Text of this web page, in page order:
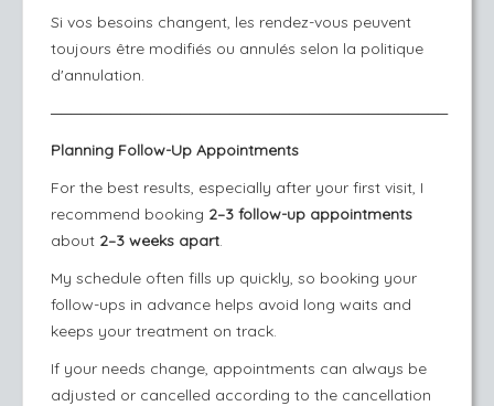
Si vos besoins changent, les rendez-vous peuvent
toujours être modifiés ou annulés selon la politique
d'annulation.
────────────────────────────────────────
Planning Follow-Up Appointments
For the best results, especially after your first visit, I
recommend booking 2–3 follow-up appointments
about 2–3 weeks apart.
My schedule often fills up quickly, so booking your
follow-ups in advance helps avoid long waits and
keeps your treatment on track.
If your needs change, appointments can always be
adjusted or cancelled according to the cancellation